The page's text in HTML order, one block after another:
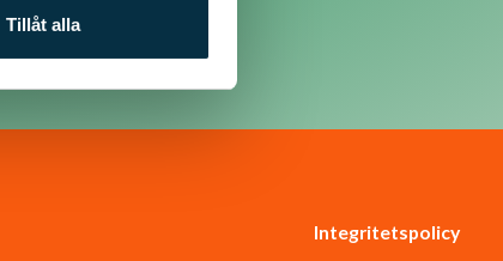
Tillåt alla
Integritetspolicy